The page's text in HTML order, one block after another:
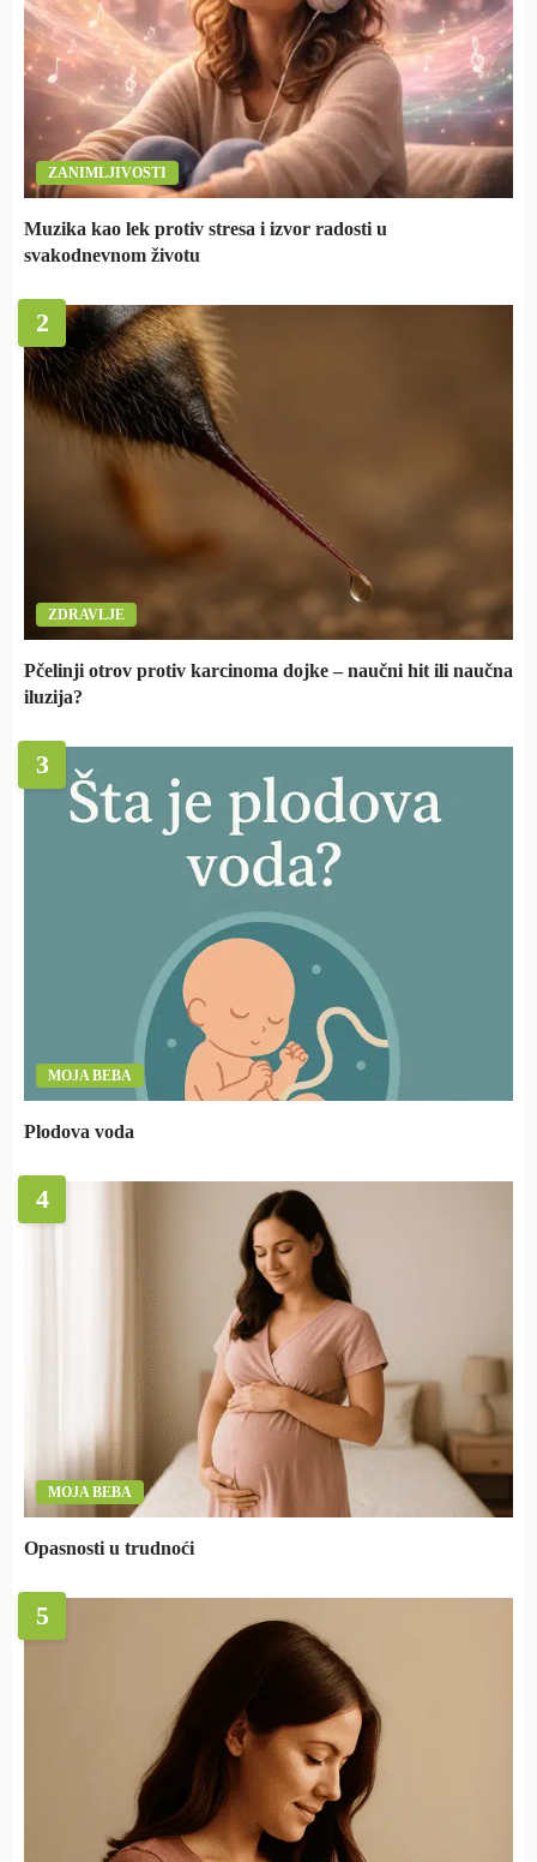
ZANIMLJIVOSTI
Muzika kao lek protiv stresa i izvor radosti u
svakodnevnom životu
2
ZDRAVLJE
Pčelinji otrov protiv karcinoma dojke – naučni hit ili naučna
iluzija?
3
MOJA BEBA
Plodova voda
4
MOJA BEBA
Opasnosti u trudnoći
5